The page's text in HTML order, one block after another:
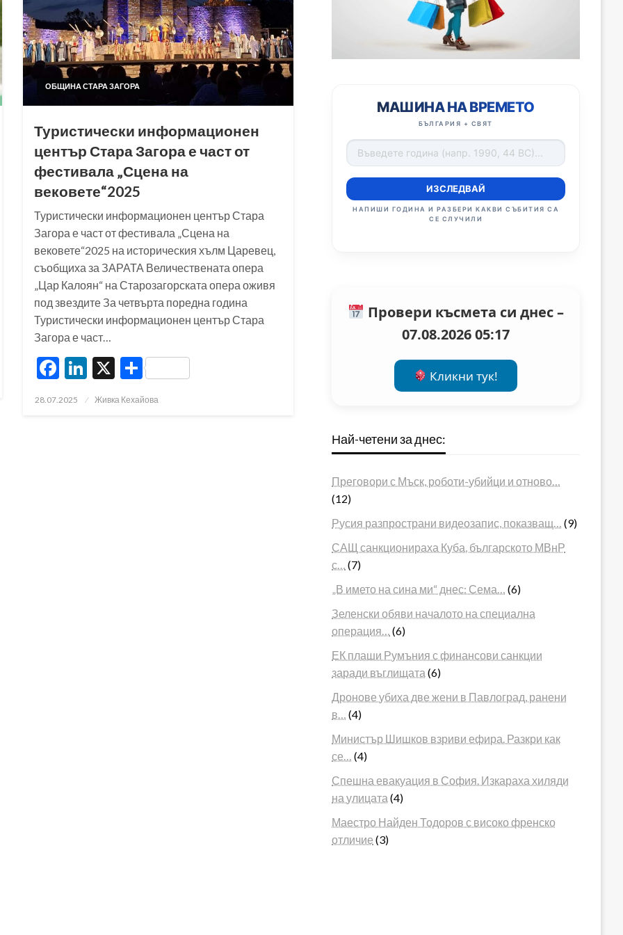
ОБЩИНА СТАРА ЗАГОРА
Туристически информационен
център Стара Загора е част от
фестивала „Сцена на
вековете“2025
Туристически информационен център Стара
Загора е част от фестивала „Сцена на
вековете“2025 на историческия хълм Царевец,
съобщиха за ЗАРАТА Величествената опера
„Цар Калоян“ на Старозагорската опера оживя
под звездите За четвърта поредна година
Туристически информационен център Стара
Загора е част…
Facebook
LinkedIn
X Share
Posted
28.07.2025 Живка Кехайова
МАШИНА НА ВРЕМЕТО
БЪЛГАРИЯ + СВЯТ
ИЗСЛЕДВАЙ
НАПИШИ ГОДИНА И РАЗБЕРИ КАКВИ СЪБИТИЯ СА
СЕ СЛУЧИЛИ
Провери късмета си днес –
07.08.2026 05:17
Кликни тук!
Най-четени за днес:
Преговори с Мъск, роботи-убийци и отново…
(12)
Русия разпространи видеозапис, показващ…
(9)
САЩ санкционираха Куба, българското МВнР
с…
(7)
„В името на сина ми“ днес: Сема…
(6)
Зеленски обяви началото на специална
операция…
(6)
ЕК плаши Румъния с финансови санкции
заради въглищата (6)
Дронове убиха две жени в Павлоград, ранени
в…
(4)
Министър Шишков взриви ефира. Разкри как
се…
(4)
Спешна евакуация в София. Изкараха хиляди
на улицата (4)
Маестро Найден Тодоров с високо френско
отличие (3)